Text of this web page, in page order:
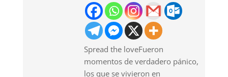
Spread the loveFueron
momentos de verdadero pánico,
los que se vivieron en